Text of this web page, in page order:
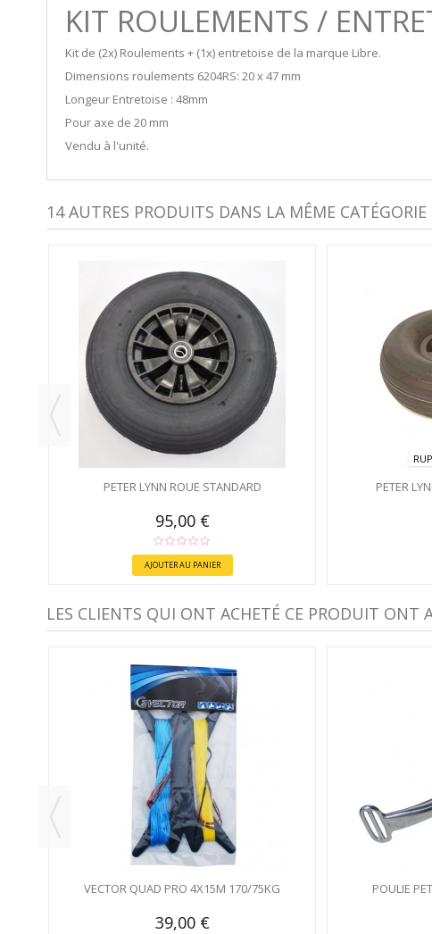
KIT ROULEMENTS /
Kit de (2x) Roulements + (1x) entretoise de la marque Libre.
Dimensions roulements 6204RS: 20 x 47 mm
Longeur Entretoise : 48mm
Pour axe de 20 mm
Vendu à l'unité.
14 AUTRES PRODUITS DANS LA MÊME CATÉGORIE
PETER LYNN ROUE STANDARD
95,00 €
AJOUTER AU PANIER
PETER
LES CLIENTS QUI ONT ACHETÉ CE PRODUIT ONT
VECTOR QUAD PRO 4X15M 170/75KG
39,00 €
POULIE